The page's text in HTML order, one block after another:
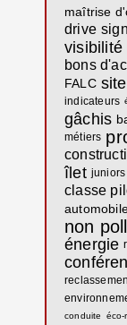
maîtrise
drive
visibilité
bons
FALC
indicateurs
gâchis
métiers
îlet
classe
non
énergie
conduite éco-